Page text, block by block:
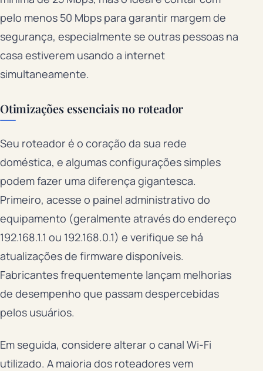
pelo menos 50 Mbps para garantir margem de
segurança, especialmente se outras pessoas na
casa estiverem usando a internet
simultaneamente.
Otimizações essenciais no roteador
Seu roteador é o coração da sua rede
doméstica, e algumas configurações simples
podem fazer uma diferença gigantesca.
Primeiro, acesse o painel administrativo do
equipamento (geralmente através do endereço
192.168.1.1 ou 192.168.0.1) e verifique se há
atualizações de firmware disponíveis.
Fabricantes frequentemente lançam melhorias
de desempenho que passam despercebidas
pelos usuários.
Em seguida, considere alterar o canal Wi-Fi
utilizado. A maioria dos roteadores vem